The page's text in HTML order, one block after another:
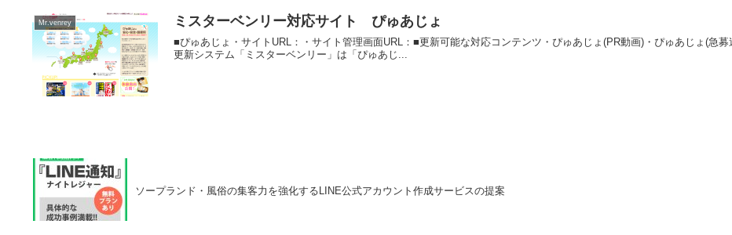
Mr.venrey ミスターベンリー対応サイト ぴゅあじょ
■ぴゅあじょ・サイトURL：・サイト管理画面URL：■更新可能な対応コンテンツ・ぴゅあじょ(PR動画)・ぴゅあじょ(急
更新システム「ミスターベンリー」は「ぴゅあじ...
ソープランド・風俗の集客力を強化するLINE公式アカウント作成サービスの提案